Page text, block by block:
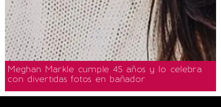
Meghan Markle cumple 45 años y lo celebra
con divertidas fotos en bañador